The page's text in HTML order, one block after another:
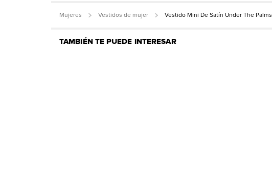
Mujeres Vestidos de mujer Vestido Mini De Satín Under The Palms
TAMBIÉN TE PUEDE INTERESAR